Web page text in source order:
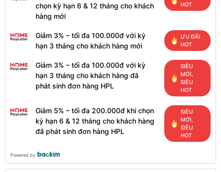
chọn kỳ hạn 6 & 12 tháng cho khách
hàng mới
HOT
Giảm 3% – tối đa 100.000đ với kỳ
hạn 3 tháng cho khách hàng mới
ƯU ĐÃI
HOT
Giảm 3% – tối đa 100.000đ với kỳ
hạn 3 tháng cho khách hàng đã
phát sinh đơn hàng HPL
SIÊU
MỚI,
SIÊU
HOT
Giảm 5% – tối đa 200.000đ khi chọn
kỳ hạn 6 & 12 tháng cho khách hàng
đã phát sinh đơn hàng HPL
SIÊU
MỚI,
SIÊU
HOT
Powered by